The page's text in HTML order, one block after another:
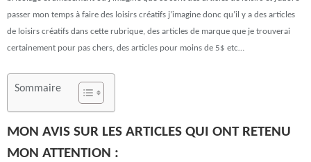
passer mon temps à faire des loisirs créatifs j’imagine donc qu’il y a des articles
de loisirs créatifs dans cette rubrique, des articles de marque que je trouverai
certainement pour pas chers, des articles pour moins de 5$ etc…
Sommaire
MON AVIS SUR LES ARTICLES QUI ONT RETENU
MON ATTENTION :